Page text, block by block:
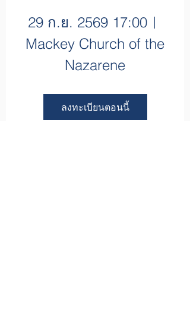
29 ก.ย. 2569 17:00
Mackey Church of the
Nazarene
ลงทะเบียนตอนนี้